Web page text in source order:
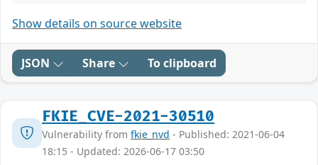
Show details on source website
JSON Share To clipboard
FKIE_CVE-2021-30510
Vulnerability from fkie_nvd - Published: 2021-06-04
18:15 - Updated: 2026-06-17 03:50